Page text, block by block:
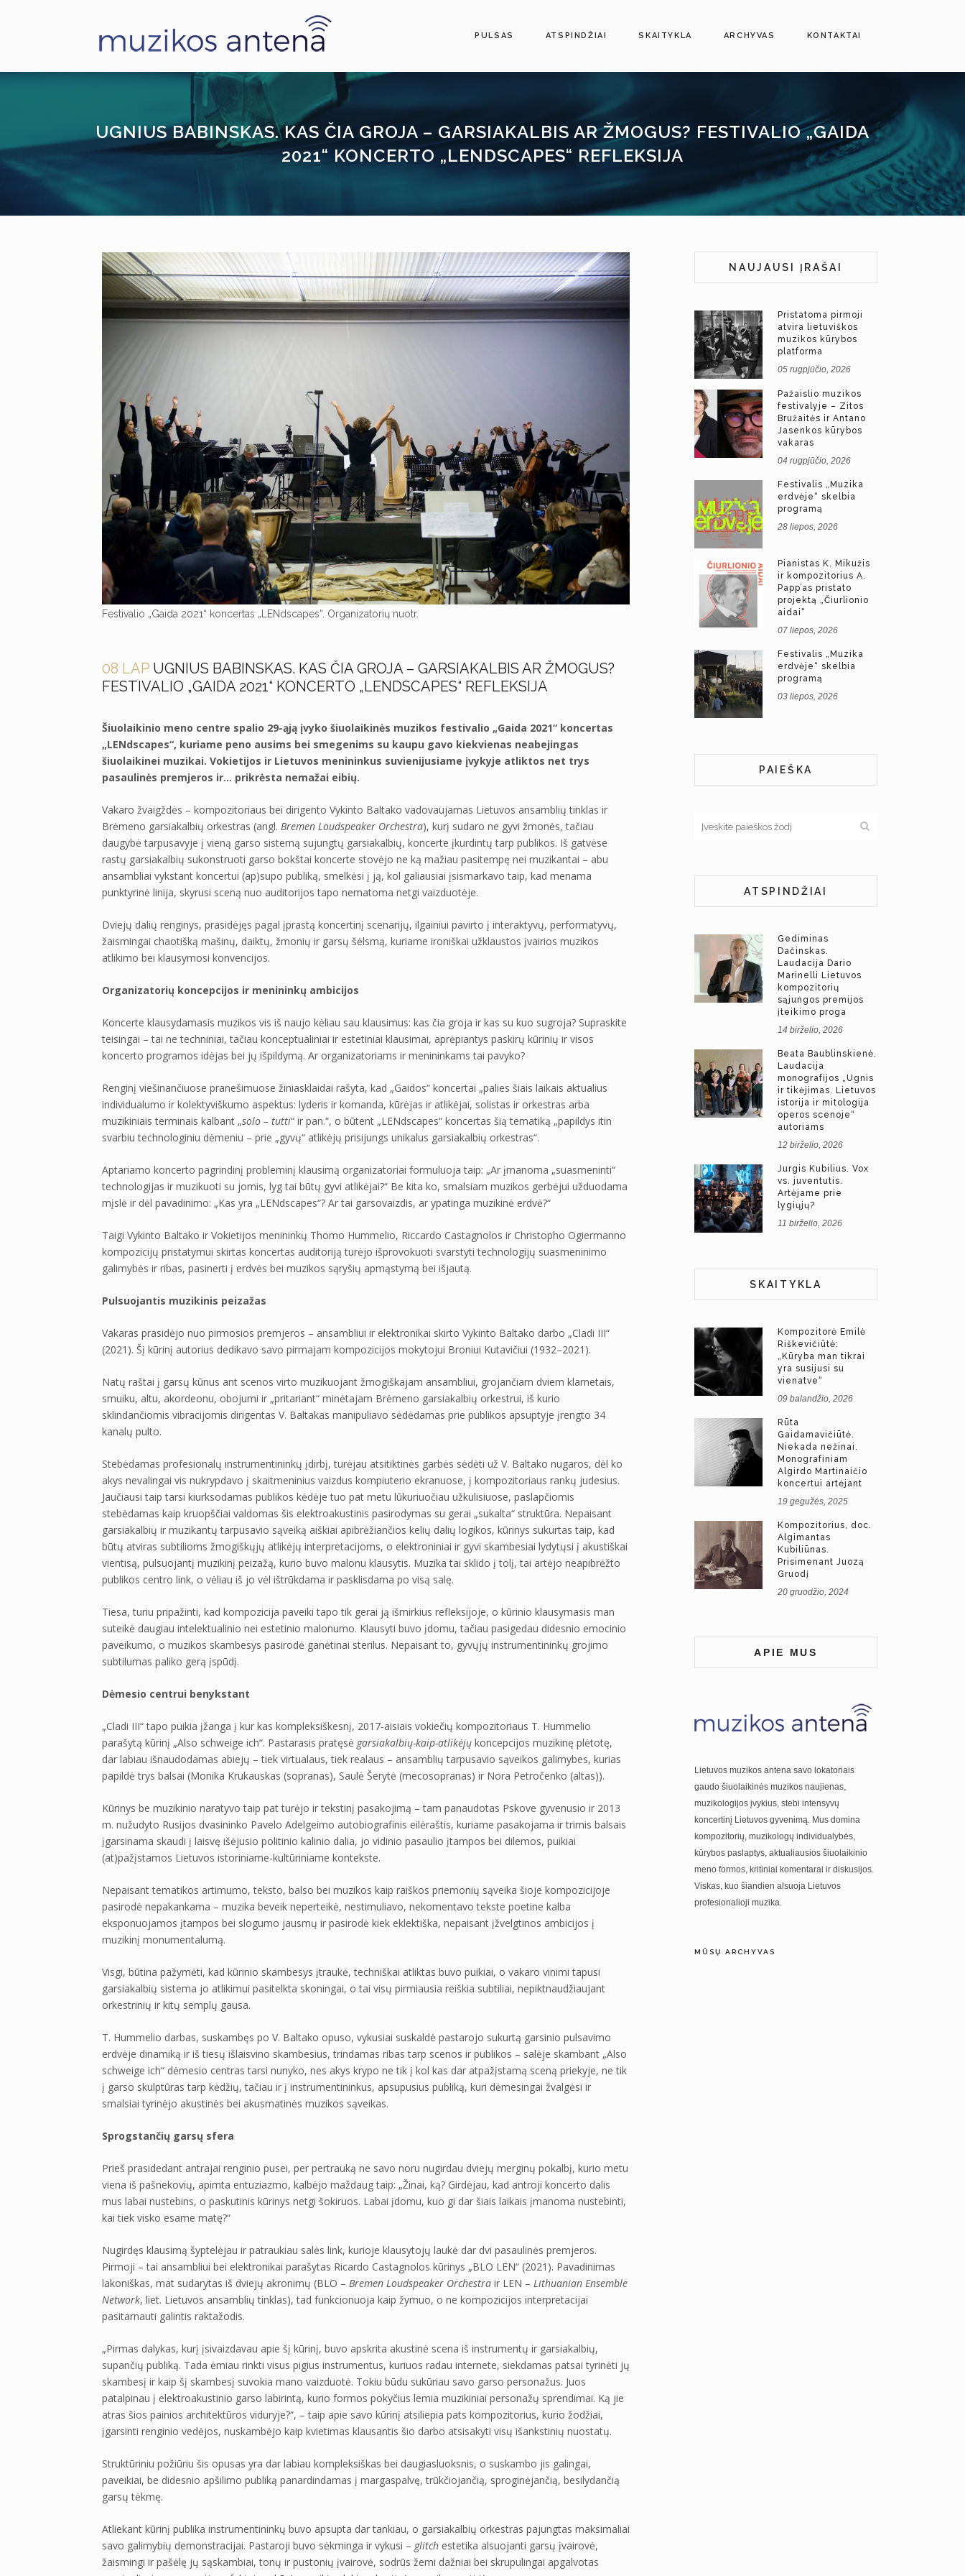
PULSAS ATSPINDŽIAI SKAITYKLA ARCHYVAS KONTAKTAI
UGNIUS BABINSKAS. KAS ČIA GROJA – GARSIAKALBIS AR ŽMOGUS? FESTIVALIO „GAIDA
2021“ KONCERTO „LENDSCAPES“ REFLEKSIJA
Festivalio „Gaida 2021“ koncertas „LENdscapes“. Organizatorių nuotr.
08 LAP UGNIUS BABINSKAS. KAS ČIA GROJA – GARSIAKALBIS AR ŽMOGUS?
FESTIVALIO „GAIDA 2021“ KONCERTO „LENDSCAPES“ REFLEKSIJA
Šiuolaikinio meno centre spalio 29-ąją įvyko šiuolaikinės muzikos festivalio „Gaida 2021“ koncertas
„LENdscapes“, kuriame peno ausims bei smegenims su kaupu gavo kiekvienas neabejingas
šiuolaikinei muzikai. Vokietijos ir Lietuvos menininkus suvienijusiame įvykyje atliktos net trys
pasaulinės premjeros ir… prikrėsta nemažai eibių.
Vakaro žvaigždės – kompozitoriaus bei dirigento Vykinto Baltako vadovaujamas Lietuvos ansamblių tinklas ir
Brėmeno garsiakalbių orkestras (angl. Bremen Loudspeaker Orchestra), kurį sudaro ne gyvi žmonės, tačiau
daugybė tarpusavyje į vieną garso sistemą sujungtų garsiakalbių, koncerte įkurdintų tarp publikos. Iš gatvėse
rastų garsiakalbių sukonstruoti garso bokštai koncerte stovėjo ne ką mažiau pasitempę nei muzikantai – abu
ansambliai vykstant koncertui (ap)supo publiką, smelkėsi į ją, kol galiausiai įsismarkavo taip, kad menama
punktyrinė linija, skyrusi sceną nuo auditorijos tapo nematoma netgi vaizduotėje.
Dviejų dalių renginys, prasidėjęs pagal įprastą koncertinį scenarijų, ilgainiui pavirto į interaktyvų, performatyvų,
žaismingai chaotišką mašinų, daiktų, žmonių ir garsų šėlsmą, kuriame ironiškai užklaustos įvairios muzikos
atlikimo bei klausymosi konvencijos.
Organizatorių koncepcijos ir menininkų ambicijos
Koncerte klausydamasis muzikos vis iš naujo kėliau sau klausimus: kas čia groja ir kas su kuo sugroja? Supraskite
teisingai – tai ne techniniai, tačiau konceptualiniai ir estetiniai klausimai, aprėpiantys paskirų kūrinių ir visos
koncerto programos idėjas bei jų išpildymą. Ar organizatoriams ir menininkams tai pavyko?
Renginį viešinančiuose pranešimuose žiniasklaidai rašyta, kad „Gaidos“ koncertai „palies šiais laikais aktualius
individualumo ir kolektyviškumo aspektus: lyderis ir komanda, kūrėjas ir atlikėjai, solistas ir orkestras arba
muzikiniais terminais kalbant „solo – tutti“ ir pan.“, o būtent „LENdscapes“ koncertas šią tematiką „papildys itin
svarbiu technologiniu dėmeniu – prie „gyvų“ atlikėjų prisijungs unikalus garsiakalbių orkestras“.
Aptariamo koncerto pagrindinį probleminį klausimą organizatoriai formuluoja taip: „Ar įmanoma „suasmeninti“
technologijas ir muzikuoti su jomis, lyg tai būtų gyvi atlikėjai?“ Be kita ko, smalsiam muzikos gerbėjui užduodama
mįslė ir dėl pavadinimo: „Kas yra „LENdscapes“? Ar tai garsovaizdis, ar ypatinga muzikinė erdvė?“
Taigi Vykinto Baltako ir Vokietijos menininkų Thomo Hummelio, Riccardo Castagnolos ir Christopho Ogiermanno
kompozicijų pristatymui skirtas koncertas auditoriją turėjo išprovokuoti svarstyti technologijų suasmeninimo
galimybės ir ribas, pasinerti į erdvės bei muzikos sąryšių apmąstymą bei išjautą.
Pulsuojantis muzikinis peizažas
Vakaras prasidėjo nuo pirmosios premjeros – ansambliui ir elektronikai skirto Vykinto Baltako darbo „Cladi III“
(2021). Šį kūrinį autorius dedikavo savo pirmajam kompozicijos mokytojui Broniui Kutavičiui (1932–2021).
Natų raštai į garsų kūnus ant scenos virto muzikuojant žmogiškajam ansambliui, grojančiam dviem klarnetais,
smuiku, altu, akordeonu, obojumi ir „pritariant“ minėtajam Brėmeno garsiakalbių orkestrui, iš kurio
sklindančiomis vibracijomis dirigentas V. Baltakas manipuliavo sėdėdamas prie publikos apsuptyje įrengto 34
kanalų pulto.
Stebėdamas profesionalų instrumentininkų įdirbį, turėjau atsitiktinės garbės sėdėti už V. Baltako nugaros, dėl ko
akys nevalingai vis nukrypdavo į skaitmeninius vaizdus kompiuterio ekranuose, į kompozitoriaus rankų judesius.
Jaučiausi taip tarsi kiurksodamas publikos kėdėje tuo pat metu lūkuriuočiau užkulisiuose, paslapčiomis
stebėdamas kaip kruopščiai valdomas šis elektroakustinis pasirodymas su gerai „sukalta“ struktūra. Nepaisant
garsiakalbių ir muzikantų tarpusavio sąveiką aiškiai apibrėžiančios kelių dalių logikos, kūrinys sukurtas taip, kad
būtų atviras subtilioms žmogiškųjų atlikėjų interpretacijoms, o elektroniniai ir gyvi skambesiai lydytųsi į akustiškai
vientisą, pulsuojantį muzikinį peizažą, kurio buvo malonu klausytis. Muzika tai sklido į tolį, tai artėjo neapibrėžto
publikos centro link, o vėliau iš jo vėl ištrūkdama ir pasklisdama po visą salę.
Tiesa, turiu pripažinti, kad kompozicija paveiki tapo tik gerai ją išmirkius refleksijoje, o kūrinio klausymasis man
suteikė daugiau intelektualinio nei estetinio malonumo. Klausyti buvo įdomu, tačiau pasigedau didesnio emocinio
paveikumo, o muzikos skambesys pasirodė ganėtinai sterilus. Nepaisant to, gyvųjų instrumentininkų grojimo
subtilumas paliko gerą įspūdį.
Dėmesio centrui benykstant
„Cladi III“ tapo puikia įžanga į kur kas kompleksiškesnį, 2017-aisiais vokiečių kompozitoriaus T. Hummelio
parašytą kūrinį „Also schweige ich“. Pastarasis pratęsė garsiakalbių-kaip-atlikėjų koncepcijos muzikinę plėtotę,
dar labiau išnaudodamas abiejų – tiek virtualaus, tiek realaus – ansamblių tarpusavio sąveikos galimybes, kurias
papildė trys balsai (Monika Krukauskas (sopranas), Saulė Šerytė (mecosopranas) ir Nora Petročenko (altas)).
Kūrinys be muzikinio naratyvo taip pat turėjo ir tekstinį pasakojimą – tam panaudotas Pskove gyvenusio ir 2013
m. nužudyto Rusijos dvasininko Pavelo Adelgeimo autobiografinis eilėraštis, kuriame pasakojama ir trimis balsais
įgarsinama skaudi į laisvę išėjusio politinio kalinio dalia, jo vidinio pasaulio įtampos bei dilemos, puikiai
(at)pažįstamos Lietuvos istoriniame-kultūriniame kontekste.
Nepaisant tematikos artimumo, teksto, balso bei muzikos kaip raiškos priemonių sąveika šioje kompozicijoje
pasirodė nepakankama – muzika beveik neperteikė, nestimuliavo, nekomentavo tekste poetine kalba
eksponuojamos įtampos bei slogumo jausmų ir pasirodė kiek eklektiška, nepaisant įžvelgtinos ambicijos į
muzikinį monumentalumą.
Visgi, būtina pažymėti, kad kūrinio skambesys įtraukė, techniškai atliktas buvo puikiai, o vakaro vinimi tapusi
garsiakalbių sistema jo atlikimui pasitelkta skoningai, o tai visų pirmiausia reiškia subtiliai, nepiktnaudžiaujant
orkestrinių ir kitų semplų gausa.
T. Hummelio darbas, suskambęs po V. Baltako opuso, vykusiai suskaldė pastarojo sukurtą garsinio pulsavimo
erdvėje dinamiką ir iš tiesų išlaisvino skambesius, trindamas ribas tarp scenos ir publikos – salėje skambant „Also
schweige ich“ dėmesio centras tarsi nunyko, nes akys krypo ne tik į kol kas dar atpažįstamą sceną priekyje, ne tik
į garso skulptūras tarp kėdžių, tačiau ir į instrumentininkus, apsupusius publiką, kuri dėmesingai žvalgėsi ir
smalsiai tyrinėjo akustinės bei akusmatinės muzikos sąveikas.
Sprogstančių garsų sfera
Prieš prasidedant antrajai renginio pusei, per pertrauką ne savo noru nugirdau dviejų merginų pokalbį, kurio metu
viena iš pašnekovių, apimta entuziazmo, kalbėjo maždaug taip: „Žinai, ką? Girdėjau, kad antroji koncerto dalis
mus labai nustebins, o paskutinis kūrinys netgi šokiruos. Labai įdomu, kuo gi dar šiais laikais įmanoma nustebinti,
kai tiek visko esame matę?“
Nugirdęs klausimą šyptelėjau ir patraukiau salės link, kurioje klausytojų laukė dar dvi pasaulinės premjeros.
Pirmoji – tai ansambliui bei elektronikai parašytas Ricardo Castagnolos kūrinys „BLO LEN“ (2021). Pavadinimas
lakoniškas, mat sudarytas iš dviejų akronimų (BLO – Bremen Loudspeaker Orchestra ir LEN – Lithuanian Ensemble
Network, liet. Lietuvos ansamblių tinklas), tad funkcionuoja kaip žymuo, o ne kompozicijos interpretacijai
pasitarnauti galintis raktažodis.
„Pirmas dalykas, kurį įsivaizdavau apie šį kūrinį, buvo apskrita akustinė scena iš instrumentų ir garsiakalbių,
supančių publiką. Tada ėmiau rinkti visus pigius instrumentus, kuriuos radau internete, siekdamas patsai tyrinėti jų
skambesį ir kaip šį skambesį suvokia mano vaizduotė. Tokiu būdu sukūriau savo garso personažus. Juos
patalpinau į elektroakustinio garso labirintą, kurio formos pokyčius lemia muzikiniai personažų sprendimai. Ką jie
atras šios painios architektūros viduryje?“, – taip apie savo kūrinį atsiliepia pats kompozitorius, kurio žodžiai,
įgarsinti renginio vedėjos, nuskambėjo kaip kvietimas klausantis šio darbo atsisakyti visų išankstinių nuostatų.
Struktūriniu požiūriu šis opusas yra dar labiau kompleksiškas bei daugiasluoksnis, o suskambo jis galingai,
paveikiai, be didesnio apšilimo publiką panardindamas į margaspalvę, trūkčiojančią, sproginėjančią, besilydančią
garsų tėkmę.
Atliekant kūrinį publika instrumentininkų buvo apsupta dar tankiau, o garsiakalbių orkestras pajungtas maksimaliai
savo galimybių demonstracijai. Pastaroji buvo sėkminga ir vykusi – glitch estetika alsuojanti garsų įvairovė,
žaismingi ir pašėlę jų sąskambiai, tonų ir pustonių įvairovė, sodrūs žemi dažniai bei skrupulingai apgalvotas
NAUJAUSI ĮRAŠAI
Pristatoma pirmoji
atvira lietuviškos
muzikos kūrybos
platforma
05 rugpjūčio, 2026
Pažaislio muzikos
festivalyje – Zitos
Bružaitės ir Antano
Jasenkos kūrybos
vakaras
04 rugpjūčio, 2026
Festivalis „Muzika
erdvėje“ skelbia
programą
28 liepos, 2026
Pianistas K. Mikužis
ir kompozitorius A.
Papp’as pristato
projektą „Čiurlionio
aidai“
07 liepos, 2026
Festivalis „Muzika
erdvėje“ skelbia
programą
03 liepos, 2026
PAIEŠKA
ATSPINDŽIAI
Gediminas
Dačinskas.
Laudacija Dario
Marinelli Lietuvos
kompozitorių
sąjungos premijos
įteikimo proga
14 birželio, 2026
Beata Baublinskienė.
Laudacija
monografijos „Ugnis
ir tikėjimas. Lietuvos
istorija ir mitologija
operos scenoje“
autoriams
12 birželio, 2026
Jurgis Kubilius. Vox
vs. juventutis.
Artėjame prie
lygiųjų?
11 birželio, 2026
SKAITYKLA
Kompozitorė Emilė
Riškevičiūtė:
„Kūryba man tikrai
yra susijusi su
vienatve“
09 balandžio, 2026
Rūta
Gaidamavičiūtė.
Niekada nežinai.
Monografiniam
Algirdo Martinaičio
koncertui artėjant
19 gegužės, 2025
Kompozitorius, doc.
Algimantas
Kubiliūnas.
Prisimenant Juozą
Gruodį
20 gruodžio, 2024
APIE MUS
Lietuvos muzikos antena savo lokatoriais
gaudo šiuolaikinės muzikos naujienas,
muzikologijos įvykius, stebi intensyvų
koncertinį Lietuvos gyvenimą. Mus domina
kompozitorių, muzikologų individualybės,
kūrybos paslaptys, aktualiausios šiuolaikinio
meno formos, kritiniai komentarai ir diskusijos.
Viskas, kuo šiandien alsuoja Lietuvos
profesionalioji muzika.
MŪSŲ ARCHYVAS